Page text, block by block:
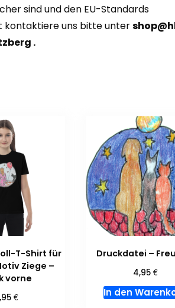
sind und den EU-Standards
kontaktiere uns bitte unter
.
T-Shirt für
Ziege –
vorne
€
Druckdatei –
4,95 €
In den